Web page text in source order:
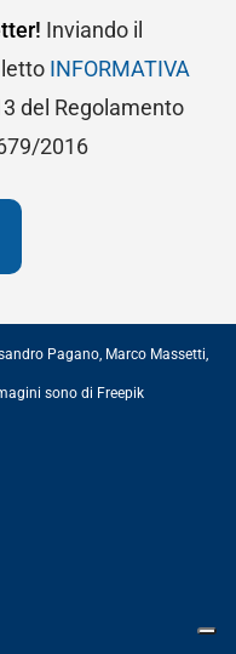
Inviando il
INFORMATIVA
del Regolamento
2016
Pagano, Marco Massetti,
sono di Freepik